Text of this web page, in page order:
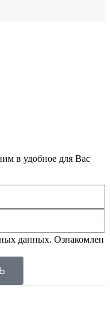
в удобное для Вас
данных. Ознакомлен